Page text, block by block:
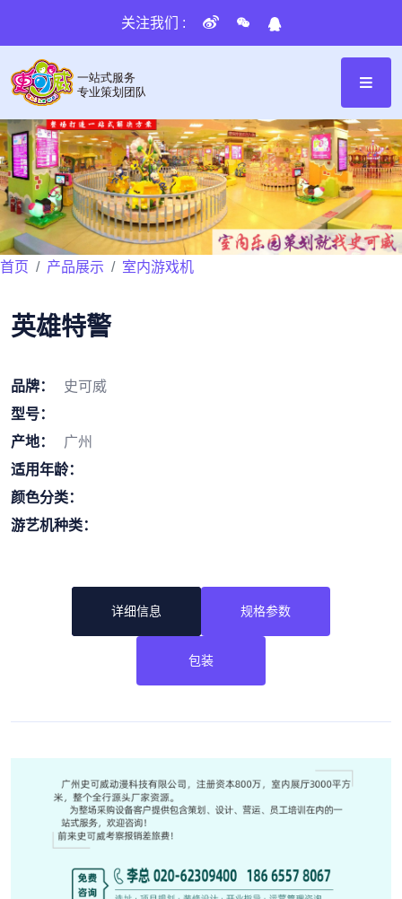
关注我们 :
首页 产品展示 室内游戏机
英雄特警
品牌：
史可威
型号：
产地：
广州
适用年龄：
颜色分类：
游艺机种类：
详细信息 规格参数
包装